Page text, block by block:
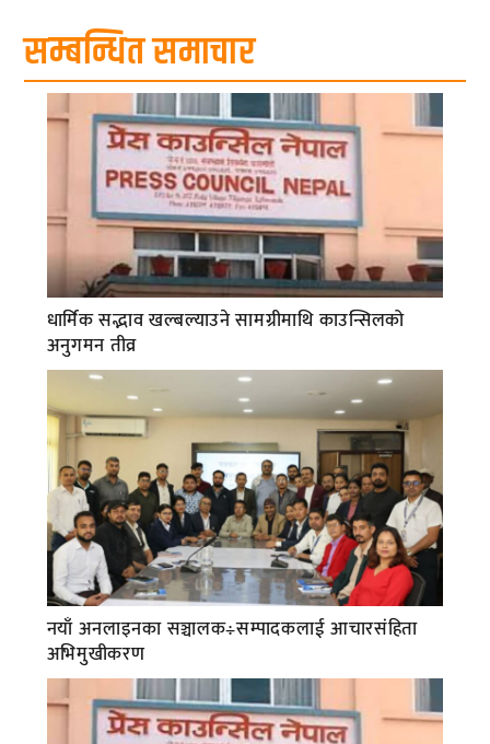
सम्बन्धित समाचार
धार्मिक सद्भाव खल्बल्याउने सामग्रीमाथि काउन्सिलको
अनुगमन तीव्र
नयाँ अनलाइनका सञ्चालक÷सम्पादकलाई आचारसंहिता
अभिमुखीकरण